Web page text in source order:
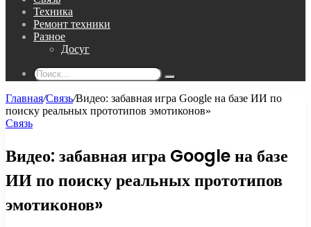
Техника
Ремонт техники
Разное
Досуг
Поиск...
Главная/Связь/Видео: забавная игра Google на базе ИИ по
поиску реальных прототипов эмотиконов»
Связь
Видео: забавная игра Google на базе
ИИ по поиску реальных прототипов
эмотиконов»